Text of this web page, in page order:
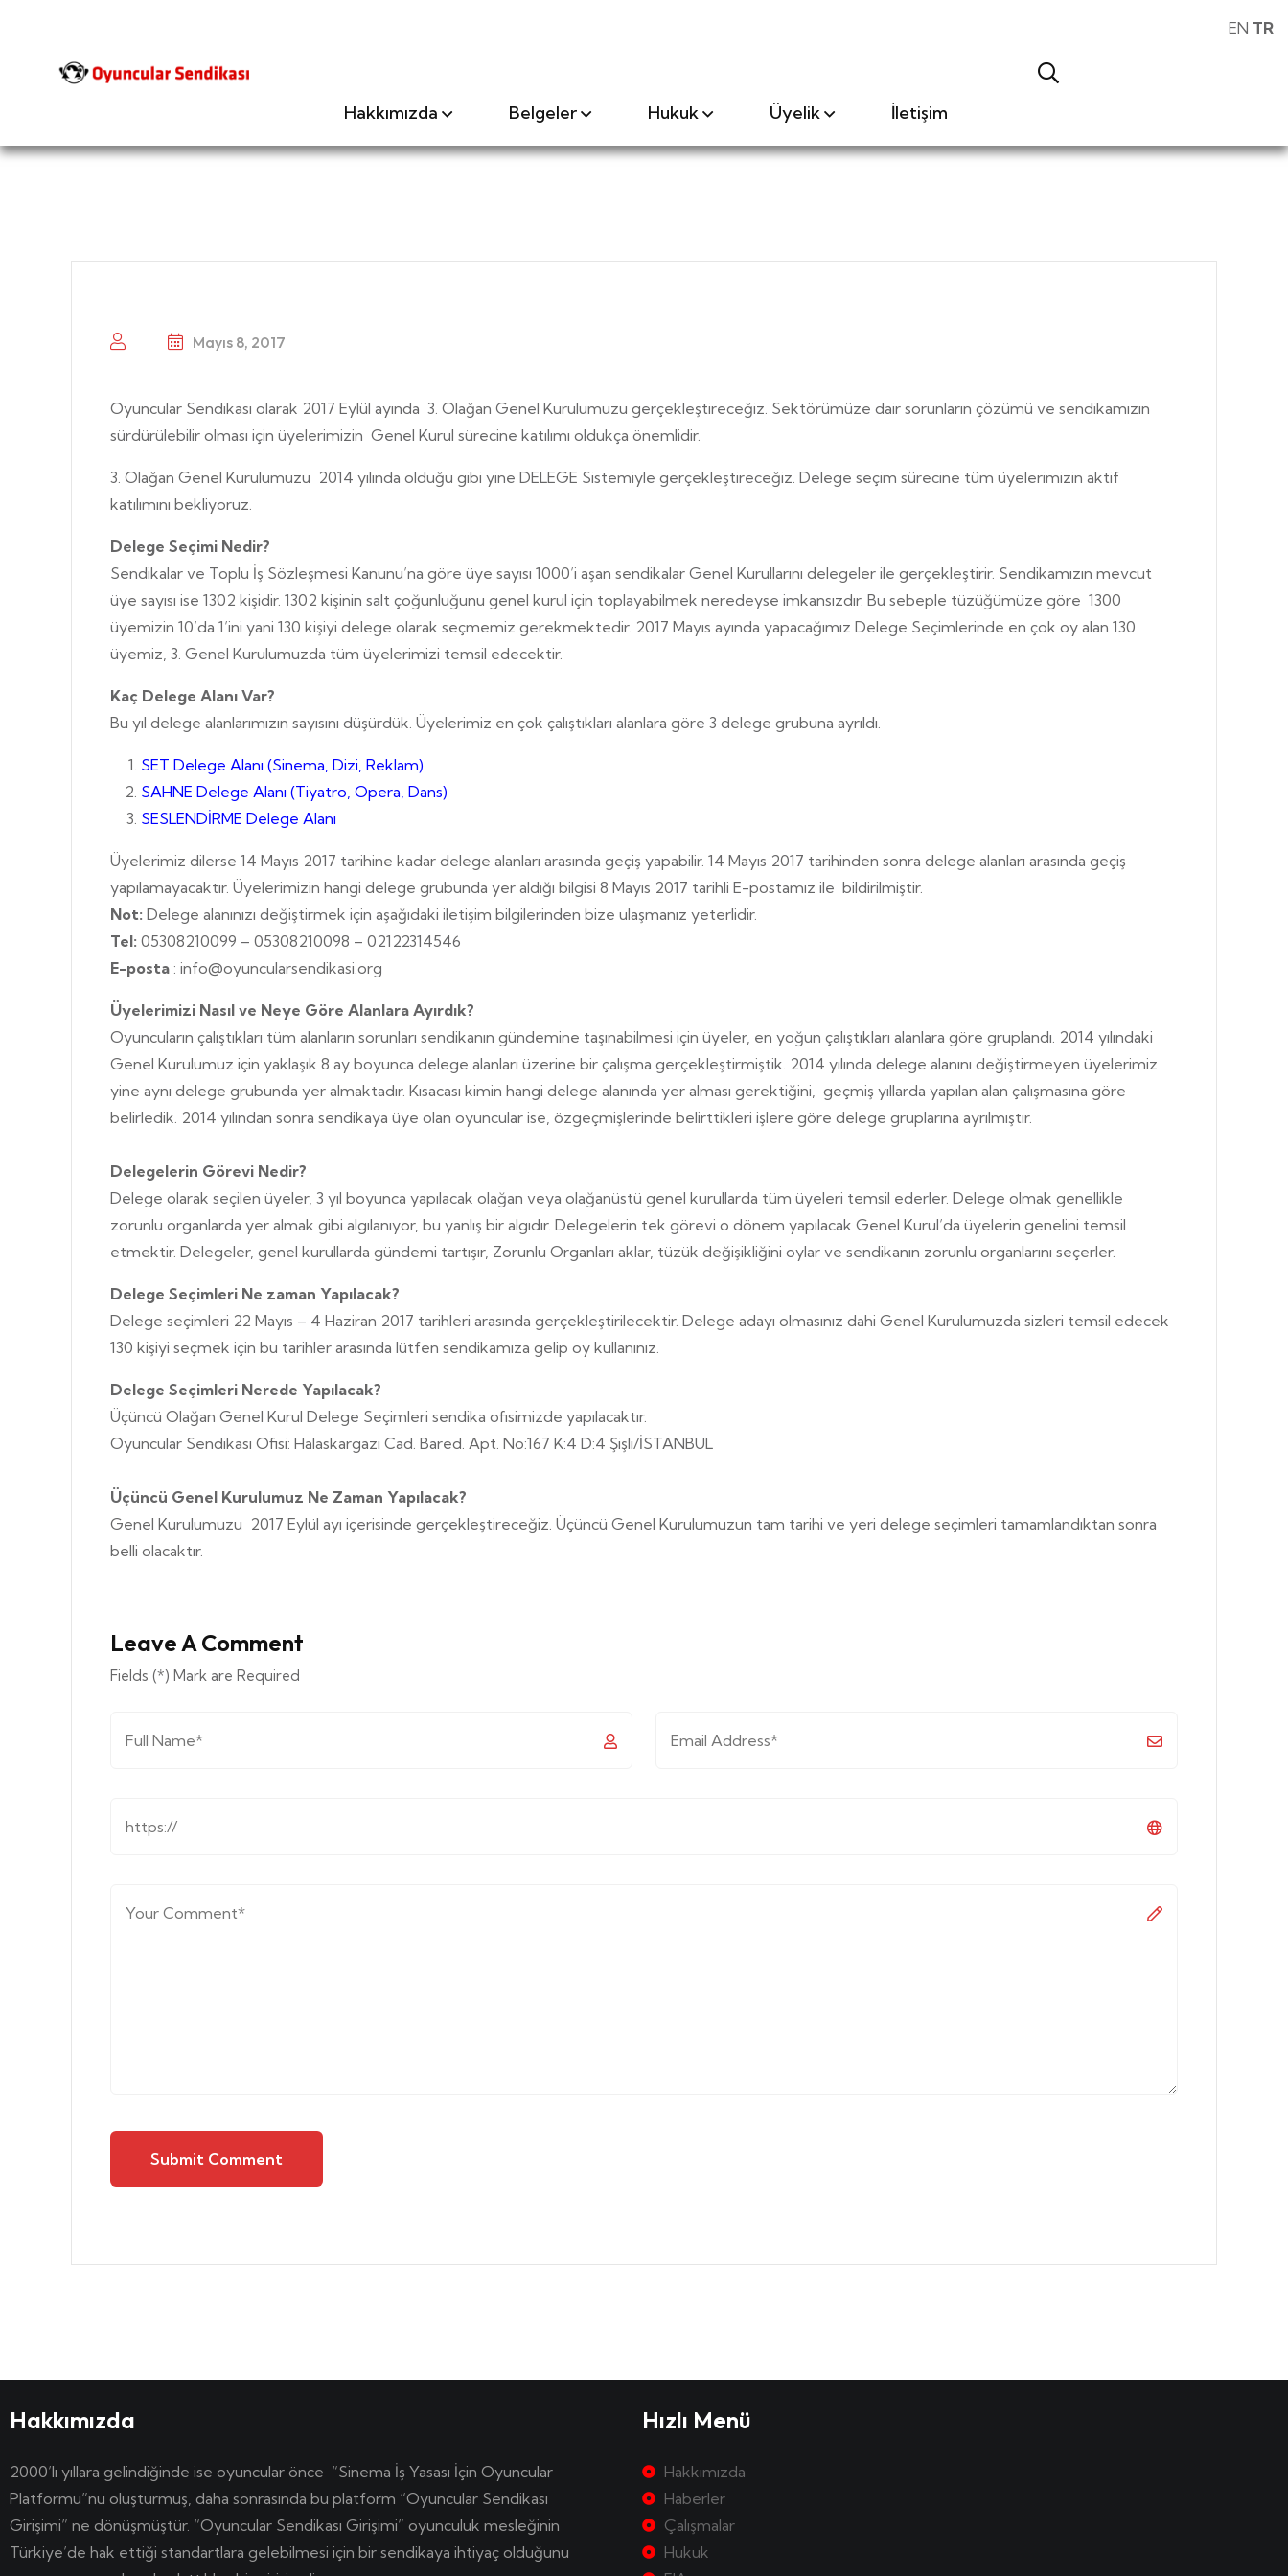
Hakkımızda Belgeler Hukuk Üyelik İletişim
Mayıs 8, 2017
Oyuncular Sendikası olarak 2017 Eylül ayında 3. Olağan Genel Kurulumuzu gerçekleştireceğiz. Sektörümüze dair sorunların çözümü ve sendikamızın
sürdürülebilir olması için üyelerimizin Genel Kurul sürecine katılımı oldukça önemlidir.
3. Olağan Genel Kurulumuzu 2014 yılında olduğu gibi yine DELEGE Sistemiyle gerçekleştireceğiz. Delege seçim sürecine tüm üyelerimizin aktif
katılımını bekliyoruz.
Delege Seçimi Nedir?
Sendikalar ve Toplu İş Sözleşmesi Kanunu’na göre üye sayısı 1000’i aşan sendikalar Genel Kurullarını delegeler ile gerçekleştirir. Sendikamızın mevcut
üye sayısı ise 1302 kişidir. 1302 kişinin salt çoğunluğunu genel kurul için toplayabilmek neredeyse imkansızdır. Bu sebeple tüzüğümüze göre 1300
üyemizin 10’da 1’ini yani 130 kişiyi delege olarak seçmemiz gerekmektedir. 2017 Mayıs ayında yapacağımız Delege Seçimlerinde en çok oy alan 130
üyemiz, 3. Genel Kurulumuzda tüm üyelerimizi temsil edecektir.
Kaç Delege Alanı Var?
Bu yıl delege alanlarımızın sayısını düşürdük. Üyelerimiz en çok çalıştıkları alanlara göre 3 delege grubuna ayrıldı.
SET Delege Alanı (Sinema, Dizi, Reklam)
SAHNE Delege Alanı (Tiyatro, Opera, Dans)
SESLENDİRME Delege Alanı
Üyelerimiz dilerse 14 Mayıs 2017 tarihine kadar delege alanları arasında geçiş yapabilir. 14 Mayıs 2017 tarihinden sonra delege alanları arasında geçiş
yapılamayacaktır. Üyelerimizin hangi delege grubunda yer aldığı bilgisi 8 Mayıs 2017 tarihli E-postamız ile bildirilmiştir.
Not: Delege alanınızı değiştirmek için aşağıdaki iletişim bilgilerinden bize ulaşmanız yeterlidir.
Tel: 05308210099 – 05308210098 – 02122314546
E-posta : info@oyuncularsendikasi.org
Üyelerimizi Nasıl ve Neye Göre Alanlara Ayırdık?
Oyuncuların çalıştıkları tüm alanların sorunları sendikanın gündemine taşınabilmesi için üyeler, en yoğun çalıştıkları alanlara göre gruplandı. 2014 yılındaki
Genel Kurulumuz için yaklaşık 8 ay boyunca delege alanları üzerine bir çalışma gerçekleştirmiştik. 2014 yılında delege alanını değiştirmeyen üyelerimiz
yine aynı delege grubunda yer almaktadır. Kısacası kimin hangi delege alanında yer alması gerektiğini, geçmiş yıllarda yapılan alan çalışmasına göre
belirledik. 2014 yılından sonra sendikaya üye olan oyuncular ise, özgeçmişlerinde belirttikleri işlere göre delege gruplarına ayrılmıştır.
Delegelerin Görevi Nedir?
Delege olarak seçilen üyeler, 3 yıl boyunca yapılacak olağan veya olağanüstü genel kurullarda tüm üyeleri temsil ederler. Delege olmak genellikle
zorunlu organlarda yer almak gibi algılanıyor, bu yanlış bir algıdır. Delegelerin tek görevi o dönem yapılacak Genel Kurul’da üyelerin genelini temsil
etmektir. Delegeler, genel kurullarda gündemi tartışır, Zorunlu Organları aklar, tüzük değişikliğini oylar ve sendikanın zorunlu organlarını seçerler.
Delege Seçimleri Ne zaman Yapılacak?
Delege seçimleri 22 Mayıs – 4 Haziran 2017 tarihleri arasında gerçekleştirilecektir. Delege adayı olmasınız dahi Genel Kurulumuzda sizleri temsil edecek
130 kişiyi seçmek için bu tarihler arasında lütfen sendikamıza gelip oy kullanınız.
Delege Seçimleri Nerede Yapılacak?
Üçüncü Olağan Genel Kurul Delege Seçimleri sendika ofisimizde yapılacaktır.
Oyuncular Sendikası Ofisi: Halaskargazi Cad. Bared. Apt. No:167 K:4 D:4 Şişli/İSTANBUL
Üçüncü Genel Kurulumuz Ne Zaman Yapılacak?
Genel Kurulumuzu 2017 Eylül ayı içerisinde gerçekleştireceğiz. Üçüncü Genel Kurulumuzun tam tarihi ve yeri delege seçimleri tamamlandıktan sonra
belli olacaktır.
Leave A Comment
Fields (*) Mark are Required
Submit Comment
Hakkımızda
2000’lı yıllara gelindiğinde ise oyuncular önce “Sinema İş Yasası İçin Oyuncular
Platformu”nu oluşturmuş, daha sonrasında bu platform “Oyuncular Sendikası
Girişimi” ne dönüşmüştür. “Oyuncular Sendikası Girişimi” oyunculuk mesleğinin
Türkiye’de hak ettiği standartlara gelebilmesi için bir sendikaya ihtiyaç olduğunu
Hızlı Menü
Hakkımızda
Haberler
Çalışmalar
Hukuk
EN TR